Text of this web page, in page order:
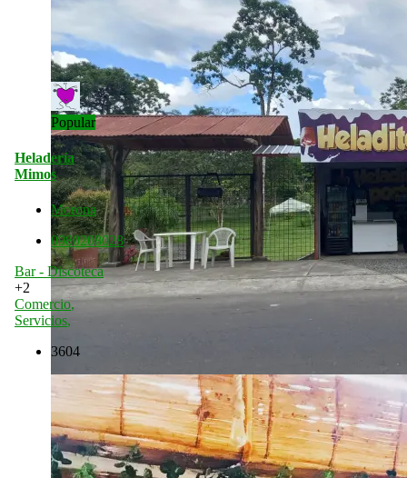
Popular
Heladería
Mimos
Morona
0980208028
Bar - Discoteca
+2
Comercio,
Servicios,
3604